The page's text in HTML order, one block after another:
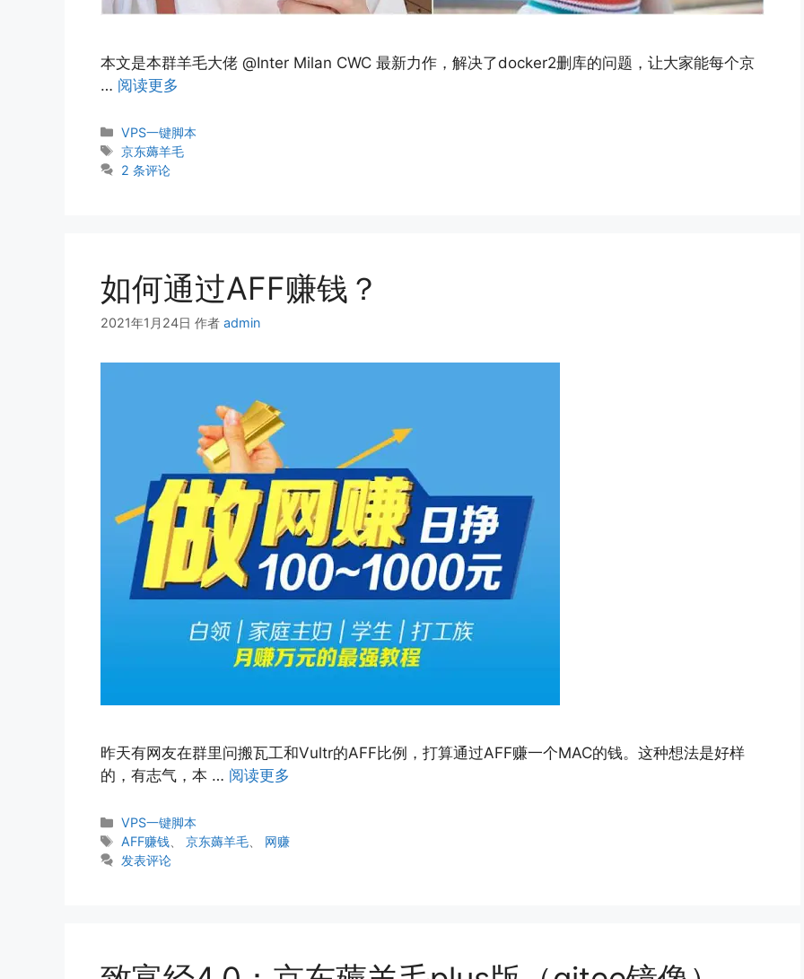
本文是本群羊毛大佬 @Inter Milan CWC 最新力作，解决了docker2删库的问题，让大家能每个京
… 阅读更多
分
类
VPS一键脚本
标
签
京东薅羊毛
2 条评论
如何通过AFF赚钱？
2021年1月24日 作者 admin
昨天有网友在群里问搬瓦工和Vultr的AFF比例，打算通过AFF赚一个MAC的钱。这种想法是好样
的，有志气，本 … 阅读更多
分
类
VPS一键脚本
标
签
AFF赚钱 、京东薅羊毛
网赚
发表评论